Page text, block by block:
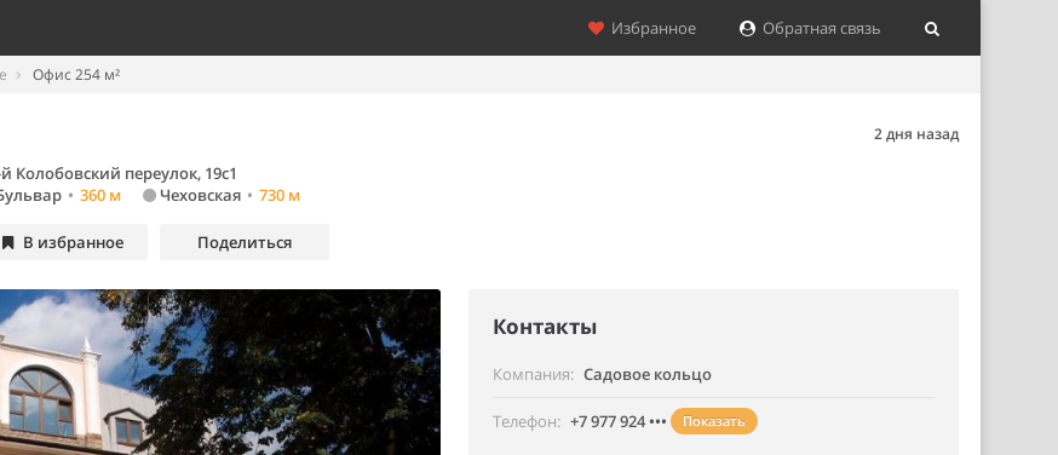
Избранное Обратная связь
Офис 254 м²
2 дня назад
Колобовский переулок, 19с1
• 360 м Чеховская • 730 м
В избранное Поделиться
Контакты
Компания Садовое кольцо
Телефон +7 977 924 ••• Показать